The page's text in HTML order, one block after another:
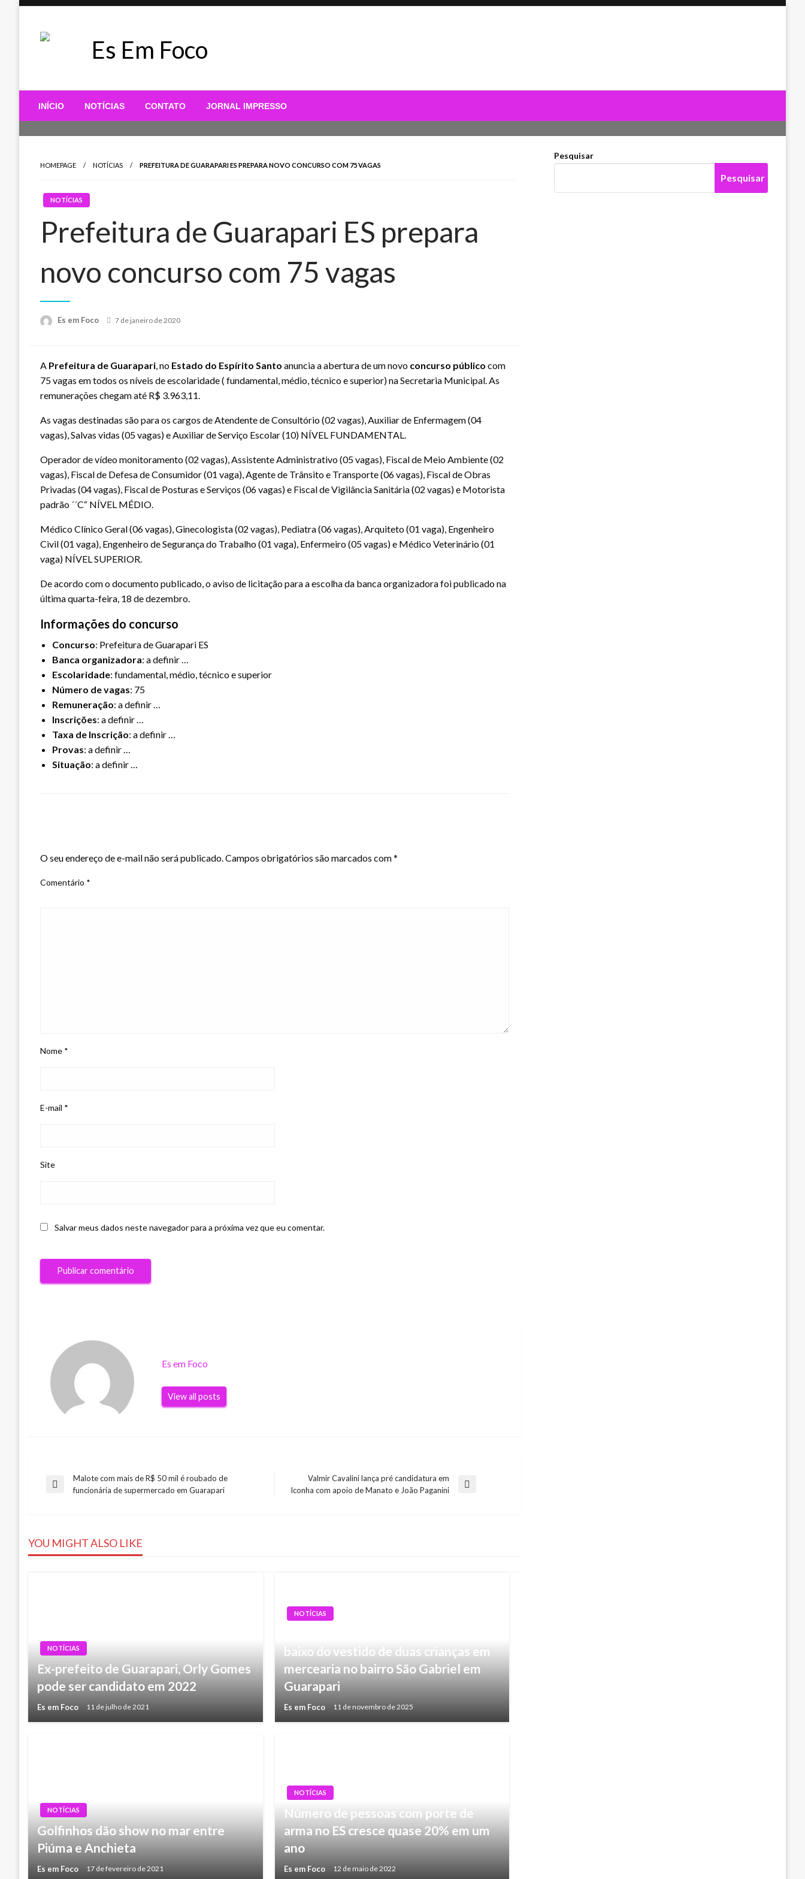
Es Em Foco
INÍCIO NOTÍCIAS CONTATO JORNAL IMPRESSO
HOMEPAGE NOTÍCIAS PREFEITURA DE GUARAPARI ES PREPARA NOVO CONCURSO COM 75 VAGAS
NOTÍCIAS
Prefeitura de Guarapari ES prepara
novo concurso com 75 vagas
Es em Foco
Posted
7 de janeiro de 2020
A Prefeitura de Guarapari, no Estado do Espírito Santo anuncia a abertura de um novo concurso público com
75 vagas em todos os níveis de escolaridade ( fundamental, médio, técnico e superior) na Secretaria Municipal. As
remunerações chegam até R$ 3.963,11.
As vagas destinadas são para os cargos de Atendente de Consultório (02 vagas), Auxiliar de Enfermagem (04
vagas), Salvas vidas (05 vagas) e Auxiliar de Serviço Escolar (10) NÍVEL FUNDAMENTAL.
Operador de vídeo monitoramento (02 vagas), Assistente Administrativo (05 vagas), Fiscal de Meio Ambiente (02
vagas), Fiscal de Defesa de Consumidor (01 vaga), Agente de Trânsito e Transporte (06 vagas), Fiscal de Obras
Privadas (04 vagas), Fiscal de Posturas e Serviços (06 vagas) e Fiscal de Vigilância Sanitária (02 vagas) e Motorista
padrão ´´C“ NÍVEL MÉDIO.
Médico Clínico Geral (06 vagas), Ginecologista (02 vagas), Pediatra (06 vagas), Arquiteto (01 vaga), Engenheiro
Civil (01 vaga), Engenheiro de Segurança do Trabalho (01 vaga), Enfermeiro (05 vagas) e Médico Veterinário (01
vaga) NÍVEL SUPERIOR.
De acordo com o documento publicado, o aviso de licitação para a escolha da banca organizadora foi publicado na
última quarta-feira, 18 de dezembro.
Informações do concurso
Concurso: Prefeitura de Guarapari ES
Banca organizadora: a definir …
Escolaridade: fundamental, médio, técnico e superior
Número de vagas: 75
Remuneração: a definir …
Inscrições: a definir …
Taxa de Inscrição: a definir …
Provas: a definir …
Situação: a definir …
O seu endereço de e-mail não será publicado.Campos obrigatórios são marcados com*
Comentário *
Nome *
E-mail *
Site
Salvar meus dados neste navegador para a próxima vez que eu comentar.
Es em Foco
View all posts
Navegação
Post
Previous
Malote com mais de R$ 50 mil é roubado de
funcionária de supermercado em Guarapari
Next
Valmir Cavalini lança pré candidatura em
Iconha com apoio de Manato e João Paganini
YOU MIGHT ALSO LIKE
NOTÍCIAS
Ex-prefeito de Guarapari, Orly Gomes
pode ser candidato em 2022
Es em Foco 11 de julho de 2021
NOTÍCIAS
baixo do vestido de duas crianças em
mercearia no bairro São Gabriel em
Guarapari
Es em Foco 11 de novembro de 2025
NOTÍCIAS
Golfinhos dão show no mar entre
Piúma e Anchieta
Es em Foco 17 de fevereiro de 2021
NOTÍCIAS
Número de pessoas com porte de
arma no ES cresce quase 20% em um
ano
Es em Foco 12 de maio de 2022
Pesquisar
Pesquisar